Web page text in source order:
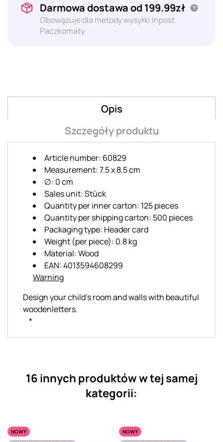
Darmowa dostawa od 199.99zł
Obowązuje dla metody wysyłki Inpost
Paczkomaty.
Opis
Szczegóły produktu
Article number: 60829
Measurement: 7.5 x 8.5 cm
∅: 0 cm
Sales unit: Stück
Quantity per inner carton: 125 pieces
Quantity per shipping carton: 500 pieces
Packaging type: Header card
Weight (per piece): 0.8 kg
Material: Wood
EAN: 4013594608299
Warning
Design your child's room and walls with beautiful
woodenletters.
*
16 innych produktów w tej samej
kategorii:
NOWY
NOWY